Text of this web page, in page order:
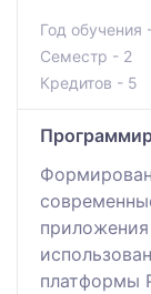
Год обучения
Семестр - 2
Кредитов - 5
платформы